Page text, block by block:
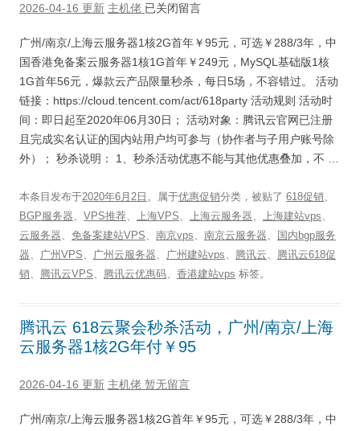
2026-04-16 更新 主机佬 已关闭留言
广州/南京/上海云服务器1核2G首年￥95元，可选￥288/3年，中
国香港免备案云服务器1核1G首年￥249元，MySQL基础版1核
1G首年56元，爆款云产品限量秒杀，每日5场，不容错过。 活动
链接：https://cloud.tencent.com/act/618party 活动规则 活动时
间：即日起至2020年06月30日； 活动对象：腾讯云官网已注册
且完成实名认证的国内站用户均可参与（协作者与子用户账号除
外）； 秒杀说明： 1、秒杀活动优惠不能与其他优惠叠加，不 …
本条目发布于2020年6月2日 。属于优惠促销分类，被贴了 618促销、
BGP服务器、 VPS推荐、 上海VPS、 上海云服务器、 上海建站vps、
云服务器、 免备案建站VPS、 南京vps、 南京云服务器、
国内bgp服务
器、 广州VPS、 广州云服务器、 广州建站vps、 腾讯云、 腾讯云618促
销、 腾讯云VPS、 腾讯云优惠码、 香港建站vps 标签。
腾讯云 618云聚会秒杀活动，广州/南京/上海
云服务器1核2G年付￥95
2026-04-16 更新 主机佬 暂无留言
广州/南京/上海云服务器1核2G首年￥95元，可选￥288/3年，中